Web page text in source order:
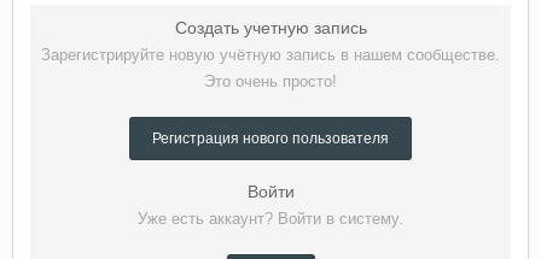
Создать учетную запись
Зарегистрируйте новую учётную запись в нашем сообществе.
Это очень просто!
Регистрация нового пользователя
Войти
Уже есть аккаунт? Войти в систему.